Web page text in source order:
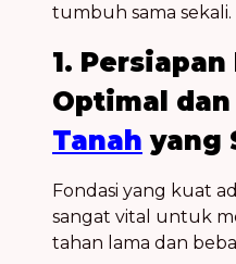
tumbuh sama sekali.
1.
Optimal dan
Tanah yang
Fondasi yang kuat
sangat vital untuk
tahan lama dan